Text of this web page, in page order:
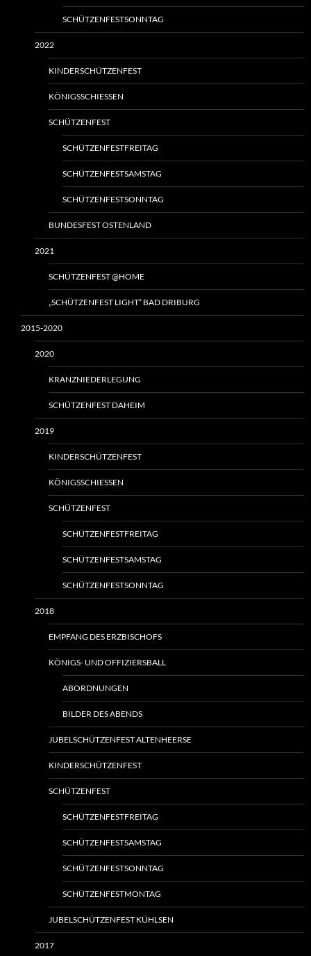
SCHÜTZENFESTSONNTAG
2022
KINDERSCHÜTZENFEST
KÖNIGSSCHIESSEN
SCHÜTZENFEST
SCHÜTZENFESTFREITAG
SCHÜTZENFESTSAMSTAG
SCHÜTZENFESTSONNTAG
BUNDESFEST OSTENLAND
2021
SCHÜTZENFEST @HOME
„SCHÜTZENFEST LIGHT“ BAD DRIBURG
2015-2020
2020
KRANZNIEDERLEGUNG
SCHÜTZENFEST DAHEIM
2019
KINDERSCHÜTZENFEST
KÖNIGSSCHIESSEN
SCHÜTZENFEST
SCHÜTZENFESTFREITAG
SCHÜTZENFESTSAMSTAG
SCHÜTZENFESTSONNTAG
2018
EMPFANG DES ERZBISCHOFS
KÖNIGS- UND OFFIZIERSBALL
ABORDNUNGEN
BILDER DES ABENDS
JUBELSCHÜTZENFEST ALTENHEERSE
KINDERSCHÜTZENFEST
SCHÜTZENFEST
SCHÜTZENFESTFREITAG
SCHÜTZENFESTSAMSTAG
SCHÜTZENFESTSONNTAG
SCHÜTZENFESTMONTAG
JUBELSCHÜTZENFEST KÜHLSEN
2017